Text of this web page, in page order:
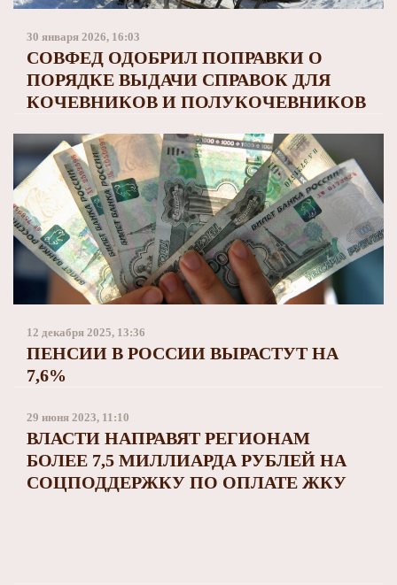
Заполярный театр драмы
30 января 2026, 16:03
СОВФЕД ОДОБРИЛ ПОПРАВКИ О
ПОРЯДКЕ ВЫДАЧИ СПРАВОК ДЛЯ
КОЧЕВНИКОВ И ПОЛУКОЧЕВНИКОВ
12 декабря 2025, 13:36
ПЕНСИИ В РОССИИ ВЫРАСТУТ НА
7,6%
29 июня 2023, 11:10
ВЛАСТИ НАПРАВЯТ РЕГИОНАМ
БОЛЕЕ 7,5 МИЛЛИАРДА РУБЛЕЙ НА
СОЦПОДДЕРЖКУ ПО ОПЛАТЕ ЖКУ